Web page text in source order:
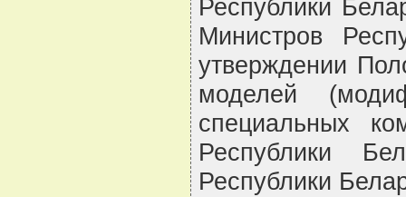
Республики
Министров
утверждении
моделей
специальных
Республики
Республики